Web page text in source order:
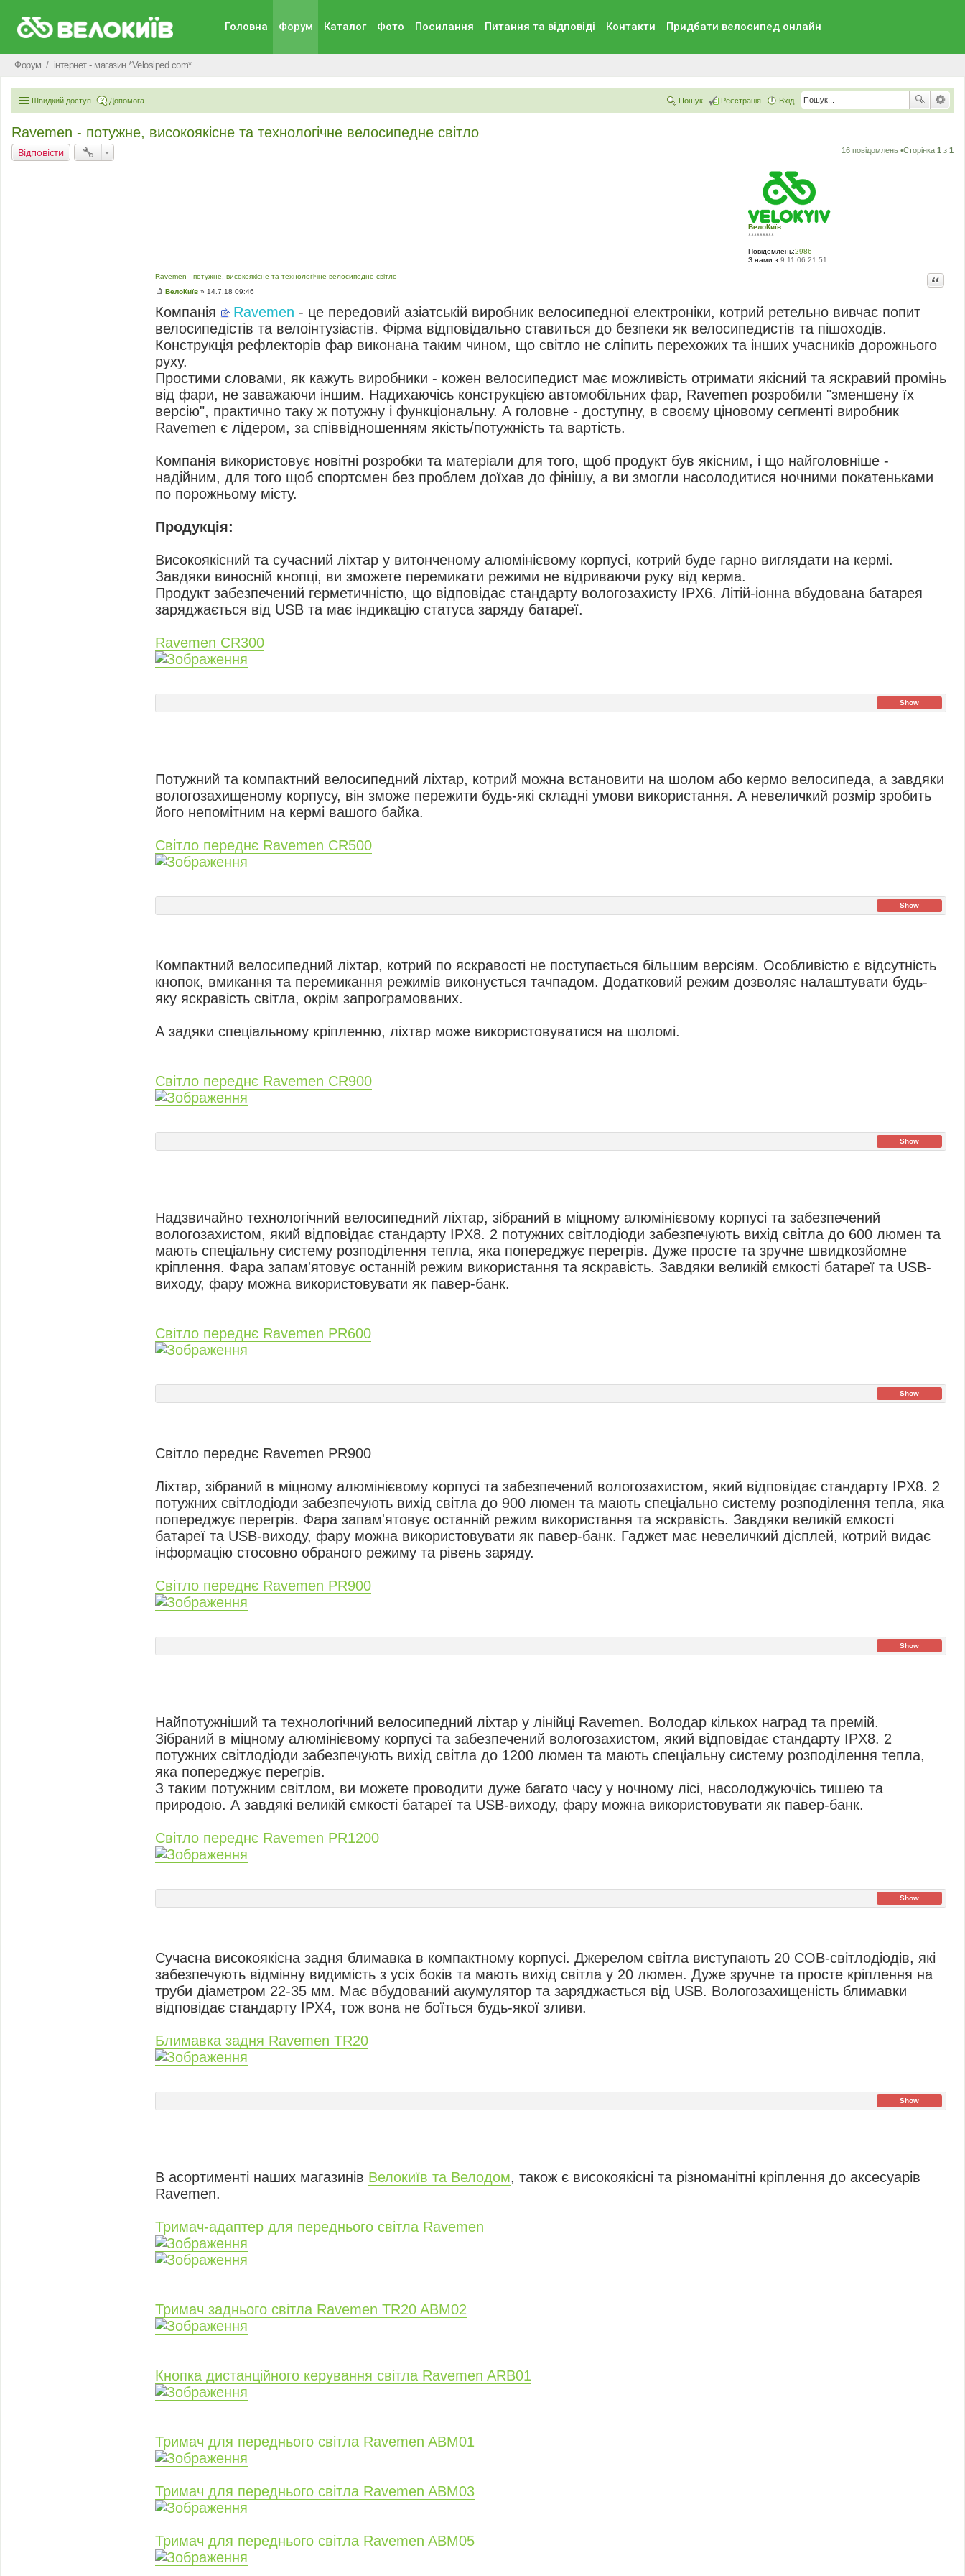
Головна Форум Каталог Фото Посилання Питання та вiдповiдi Контакти Придбати велосипед онлайн
Форум iнтернет - магазин *Velosiped.com*
Швидкий доступ Допомога Вхід
Реєстрація
Пошук
Ravemen - потужне, високоякісне та технологічне велосипедне світло
Відповісти 16 повідомлень •Сторінка 1 з 1
ВелоКиїв
*********
Повідомлень:2986
З нами з:9.11.06 21:51
Ravemen - потужне, високоякісне та технологічне велосипедне світло Цитата
в
д
о
м
л
е
н
н
я
ВелоКиїв » 14.7.18 09:46
Компанія Ravemen - це передовий азіатській виробник велосипедної електроніки, котрий ретельно вивчає попит
велосипедістів та велоінтузіастів. Фірма відповідально ставиться до безпеки як велосипедистів та пішоходів.
Конструкція рефлекторів фар виконана таким чином, що світло не сліпить перехожих та інших учасників дорожнього
руху.
Простими словами, як кажуть виробники - кожен велосипедист має можливість отримати якісний та яскравий промінь
від фари, не заважаючи іншим. Надихаючісь конструкцією автомобільних фар, Ravemen розробили "зменшену їх
версію", практично таку ж потужну і функціональну. А головне - доступну, в своєму ціновому сегменті виробник
Ravemen є лідером, за співвідношенням якість/потужність та вартість.
Компанія використовує новітні розробки та матеріали для того, щоб продукт був якісним, і що найголовніше -
надійним, для того щоб спортсмен без проблем доїхав до фінішу, а ви змогли насолодитися ночними покатеньками
по порожньому місту.
Продукція:
Високоякісний та сучасний ліхтар у витонченому алюмінієвому корпусі, котрий буде гарно виглядати на кермі.
Завдяки виносній кнопці, ви зможете перемикати режими не відриваючи руку від керма.
Продукт забезпечений герметичністю, що відповідає стандарту вологозахисту IPX6. Літій-іонна вбудована батарея
заряджається від USB та має індикацію статуса заряду батареї.
Ravemen CR300
Show
Потужний та компактний велосипедний ліхтар, котрий можна встановити на шолом або кермо велосипеда, а завдяки
вологозахищеному корпусу, він зможе пережити будь-які складні умови використання. А невеличкий розмір зробить
його непомітним на кермі вашого байка.
Світло переднє Ravemen CR500
Show
Компактний велосипедний ліхтар, котрий по яскравості не поступається більшим версіям. Особливістю є відсутність
кнопок, вмикання та перемикання режимів виконується тачпадом. Додатковий режим дозволяє налаштувати будь-
яку яскравість світла, окрім запрограмованих.
А задяки спеціальному кріпленню, ліхтар може використовуватися на шоломі.
Світло переднє Ravemen CR900
Show
Надзвичайно технологічний велосипедний ліхтар, зібраний в міцному алюмінієвому корпусі та забезпечений
вологозахистом, який відповідає стандарту IPX8. 2 потужних світлодіоди забезпечують вихід світла до 600 люмен та
мають спеціальну систему розподілення тепла, яка попереджує перегрів. Дуже просте та зручне швидкозйомне
кріплення. Фара запам'ятовує останній режим використання та яскравість. Завдяки великій ємкості батареї та USB-
виходу, фару можна використовувати як павер-банк.
Світло переднє Ravemen PR600
Show
Світло переднє Ravemen PR900
Ліхтар, зібраний в міцному алюмінієвому корпусі та забезпечений вологозахистом, який відповідає стандарту IPX8. 2
потужних світлодіоди забезпечують вихід світла до 900 люмен та мають спеціально систему розподілення тепла, яка
попереджує перегрів. Фара запам'ятовує останній режим використання та яскравість. Завдяки великій ємкості
батареї та USB-виходу, фару можна використовувати як павер-банк. Гаджет має невеличкий дісплей, котрий видає
інформацію стосовно обраного режиму та рівень заряду.
Світло переднє Ravemen PR900
Show
Найпотужніший та технологічний велосипедний ліхтар у лінійці Ravemen. Володар кількох наград та премій.
Зібраний в міцному алюмінієвому корпусі та забезпечений вологозахистом, який відповідає стандарту IPX8. 2
потужних світлодіоди забезпечують вихід світла до 1200 люмен та мають спеціальну систему розподілення тепла,
яка попереджує перегрів.
З таким потужним світлом, ви можете проводити дуже багато часу у ночному лісі, насолоджуючісь тишею та
природою. А завдякі великій ємкості батареї та USB-виходу, фару можна використовувати як павер-банк.
Світло переднє Ravemen PR1200
Show
Сучасна високоякісна задня блимавка в компактному корпусі. Джерелом світла виступають 20 COB-світлодіодів, які
забезпечують відмінну видимість з усіх боків та мають вихід світла у 20 люмен. Дуже зручне та просте кріплення на
труби діаметром 22-35 мм. Має вбудований акумулятор та заряджається від USB. Вологозахищеність блимавки
відповідає стандарту IPX4, тож вона не боїться будь-якої зливи.
Блимавка задня Ravemen TR20
Show
В асортименті наших магазинів Велокиїв та Велодом, також є високоякісні та різноманітні кріплення до аксесуарів
Ravemen.
Тримач-адаптер для переднього світла Ravemen
Тримач заднього світла Ravemen TR20 ABM02
Кнопка дистанційного керування світла Ravemen ARB01
Тримач для переднього світла Ravemen ABM01
Тримач для переднього світла Ravemen ABM03
Тримач для переднього світла Ravemen ABM05